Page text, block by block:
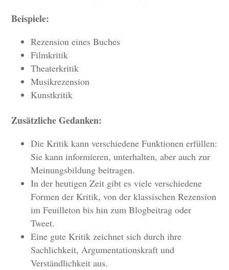
Beispiele:
Rezension eines Buches
Filmkritik
Theaterkritik
Musikrezension
Kunstkritik
Zusätzliche Gedanken:
Die Kritik kann verschiedene Funktionen erfüllen:
Sie kann informieren, unterhalten, aber auch zur
Meinungsbildung beitragen.
In der heutigen Zeit gibt es viele verschiedene
Formen der Kritik, von der klassischen Rezension
im Feuilleton bis hin zum Blogbeitrag oder
Tweet.
Eine gute Kritik zeichnet sich durch ihre
Sachlichkeit, Argumentationskraft und
Verständlichkeit aus.